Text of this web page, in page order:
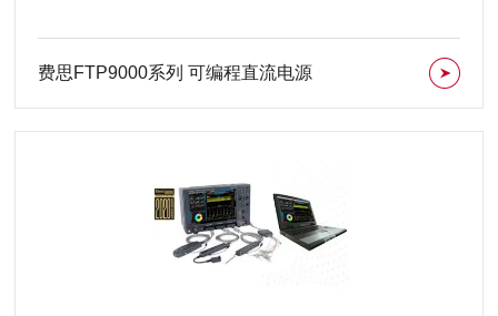
费思FTP9000系列 可编程直流电源